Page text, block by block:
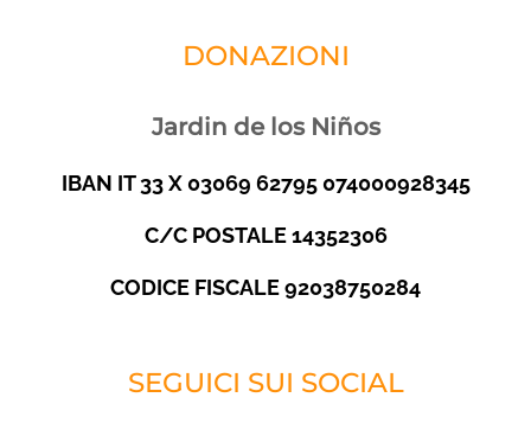
DONAZIONI
Jardin de los Niños
IBAN IT 33 X 03069 62795 074000928345
C/C POSTALE 14352306
CODICE FISCALE 92038750284
SEGUICI SUI SOCIAL